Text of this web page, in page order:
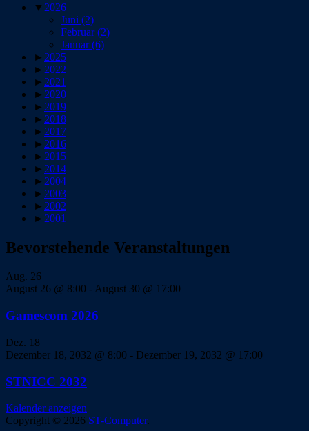
▼ 2026
Juni (2)
Februar(2)
Januar(6)
► 2025
► 2022
► 2021
► 2020
► 2019
► 2018
► 2017
► 2016
► 2015
► 2014
► 2004
► 2003
► 2002
► 2001
Bevorstehende Veranstaltungen
Aug. 26
August 26 @ 8:00 -August 30 @ 17:00
Gamescom 2026
Dez. 18
Dezember 18, 2032 @ 8:00 - Dezember 19, 2032 @ 17:00
STNICC 2032
Kalender anzeigen
Copyright © 2026 ST-Computer.